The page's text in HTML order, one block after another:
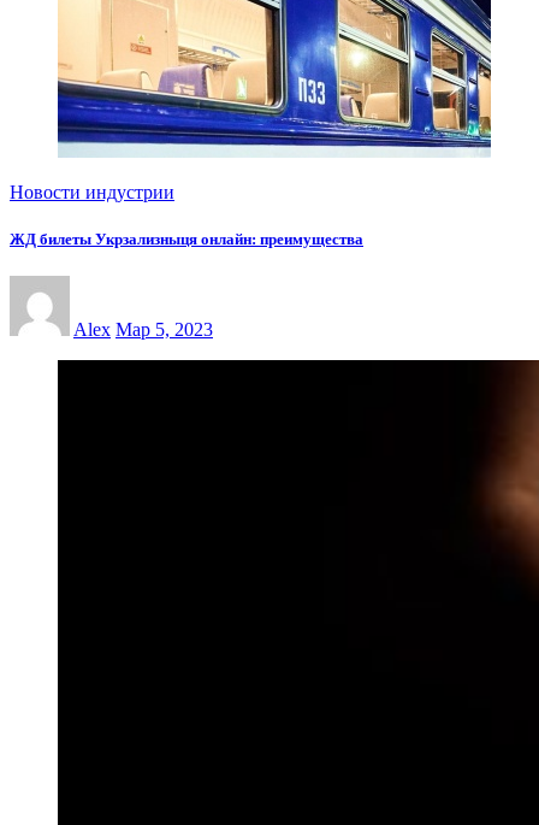
Новости индустрии
ЖД билеты Укрзализныця онлайн: преимущества
Alex Мар 5, 2023